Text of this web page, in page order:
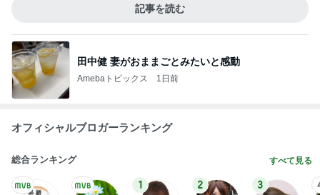
記事を読む
田中健 妻がおままごとみたいと感動
Amebaトピックス 1日前
オフィシャルブロガーランキング
総合ランキング すべて見る
1 2 3